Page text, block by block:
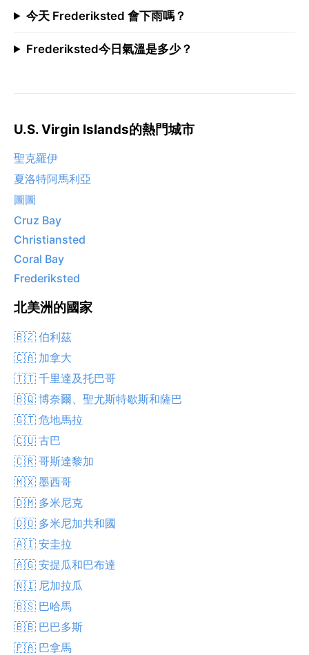
今天 Frederiksted 會下雨嗎？
Frederiksted今日氣溫是多少？
U.S. Virgin Islands的熱門城市
聖克羅伊
夏洛特阿馬利亞
圖圖
Cruz Bay
Christiansted
Coral Bay
Frederiksted
北美洲的國家
🇧🇿 伯利茲
🇨🇦 加拿大
🇹🇹 千里達及托巴哥
🇧🇶 博奈爾、聖尤斯特歇斯和薩巴
🇬🇹 危地馬拉
🇨🇺 古巴
🇨🇷 哥斯達黎加
🇲🇽 墨西哥
🇩🇲 多米尼克
🇩🇴 多米尼加共和國
🇦🇮 安圭拉
🇦🇬 安提瓜和巴布達
🇳🇮 尼加拉瓜
🇧🇸 巴哈馬
🇧🇧 巴巴多斯
🇵🇦 巴拿馬